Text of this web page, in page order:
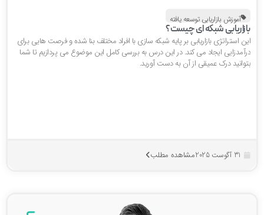
آموزش بازاریابی توسعه یافته
شبکه ای چیست؟
استراتژی بازاریابی بر پایه شبکه سازی با افراد مختلف بنا شده و فرصت هایی برای
ایجاد می کند. در این درس به بررسی کامل این موضوع می پردازیم تا شما
درک عمیقی از آن به دست آورید.
مشاهده مطلب